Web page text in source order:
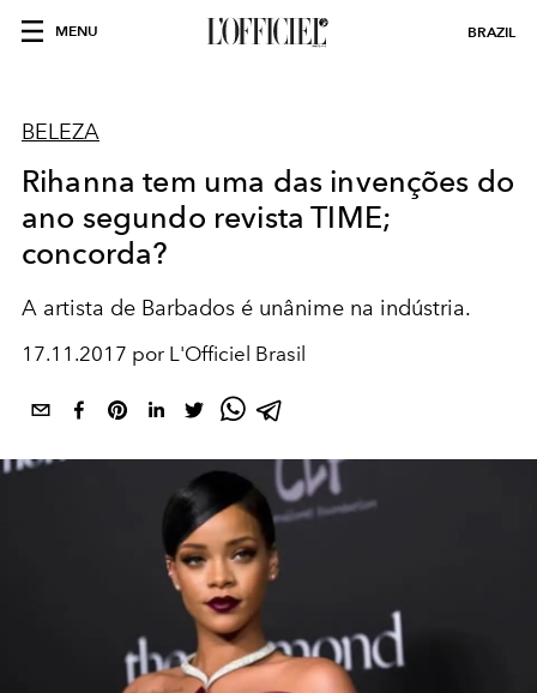
MENU BRAZIL
BELEZA
Rihanna tem uma das invenções do
ano segundo revista TIME;
concorda?
A artista de Barbados é unânime na indústria.
17.11.2017 por L'Officiel Brasil